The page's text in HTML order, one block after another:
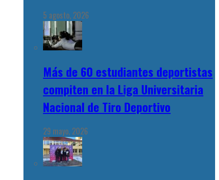
5 agosto, 2026
Más de 60 estudiantes deportistas
compiten en la Liga Universitaria
Nacional de Tiro Deportivo
29 mayo, 2026